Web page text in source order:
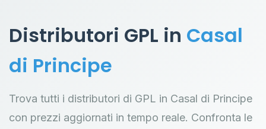
Distributori GPL in Casal
di Principe
Trova tutti i distributori di GPL in Casal di Principe
con prezzi aggiornati in tempo reale. Confronta le